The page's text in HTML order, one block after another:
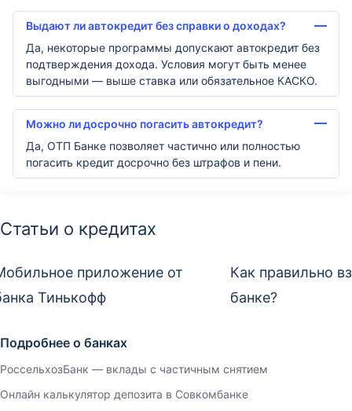
Выдают ли автокредит без справки о доходах?
Да, некоторые программы допускают автокредит без
подтверждения дохода. Условия могут быть менее
выгодными — выше ставка или обязательное КАСКО.
Можно ли досрочно погасить автокредит?
Да, ОТП Банке позволяет частично или полностью
погасить кредит досрочно без штрафов и пени.
Статьи о кредитах
приложение от
Тинькофф
Как правильно
банке?
Подробнее о банках
РоссельхозБанк — вклады с частичным снятием
Онлайн калькулятор депозита в Совкомбанке